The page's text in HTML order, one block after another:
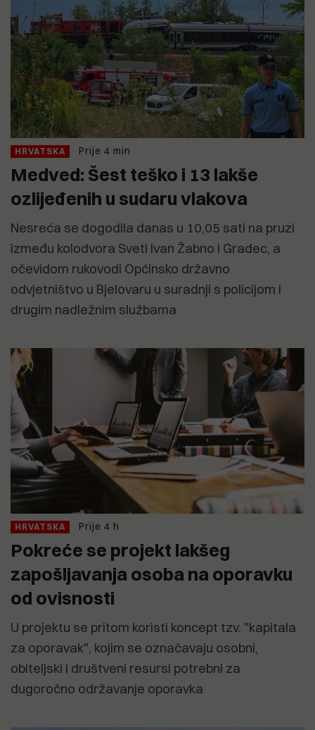
HRVATSKA Prije 4 min
Medved: Šest teško i 13 lakše
ozlijeđenih u sudaru vlakova
Nesreća se dogodila danas u 10,05 sati na pruzi
između kolodvora Sveti Ivan Žabno i Gradec, a
očevidom rukovodi Općinsko državno
odvjetništvo u Bjelovaru u suradnji s policijom i
drugim nadležnim službama
HRVATSKA Prije 4 h
Pokreće se projekt lakšeg
zapošljavanja osoba na oporavku
od ovisnosti
U projektu se pritom koristi koncept tzv. "kapitala
za oporavak", kojim se označavaju osobni,
obiteljski i društveni resursi potrebni za
dugoročno održavanje oporavka